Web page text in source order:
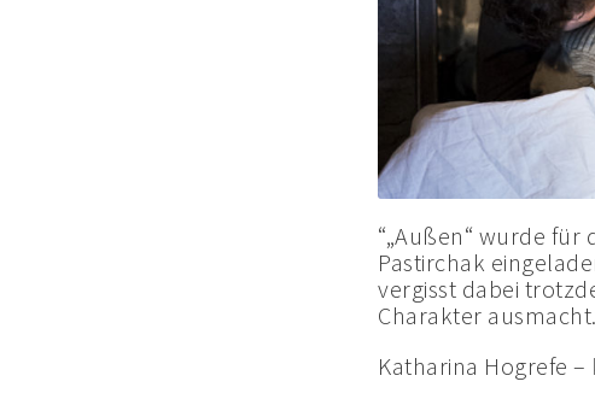
“„Außen“ wurde
Pastirchak
vergisst dabei
Charakter
Katharina Hogrefe –